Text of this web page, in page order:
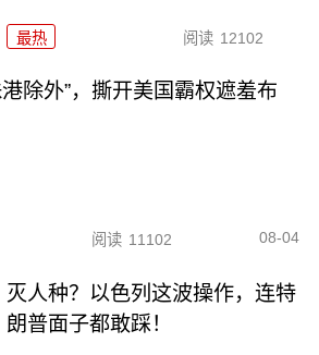
最热 阅读 12102
除外”，撕开美国霸权遮羞布
阅读 11102 08-04
灭人种？以色列这波操作，连特
朗普面子都敢踩！